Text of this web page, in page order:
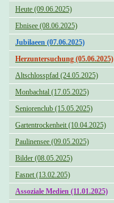
Heute (09.06.2025)
Ebnisee (08.06.2025)
Jubilaeen (07.06.2025)
Herzuntersuchung (05.06.2025)
Altschlosspfad (24.05.2025)
Monbachtal (17.05.2025)
Seniorenclub (15.05.2025)
Gartentrockenheit (10.04.2025)
Paulinensee (09.05.2025)
Bilder (08.05.2025)
Fasnet (13.02.205)
Assoziale Medien (11.01.2025)